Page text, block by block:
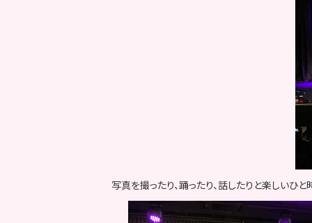
写真を撮ったり、踊ったり、話したりと楽しいひと